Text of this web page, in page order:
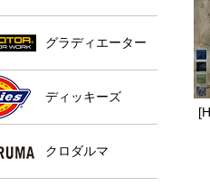
グラディエーター
ディッキーズ
クロダルマ